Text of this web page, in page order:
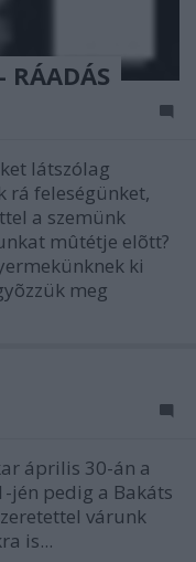
látszólag
rá feleségünket,
a szemünk
mûtétje elõtt?
ki
meg
április 30-án a
jén pedig a Bakáts
várunk
is...